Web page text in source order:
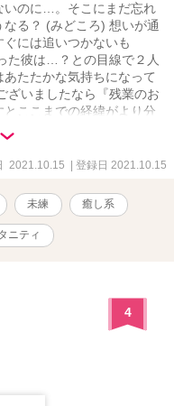
いのに…。そこにまだ忘れ
る？ (みどころ) 想いが通
には追いつかないも
た彼は…？との目線で２人
たたかな気持ちになって
いましたなら『残業のお
ここまでの経緯がより分
にてR-15とさせていただ
2021.10.15 | 登録日 2021.10.15
未練 癒し系
ニティ
4